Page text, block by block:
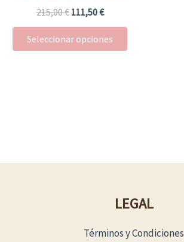
215,00€ 111,50€
Seleccionar opciones
en
LEGAL
Términos y Condiciones